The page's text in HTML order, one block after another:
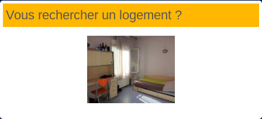
Vous rechercher un logement ?